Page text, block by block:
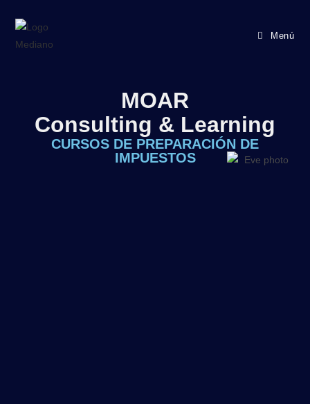
Menú
MOAR
Consulting & Learning
CURSOS DE PREPARACIÓN DE
IMPUESTOS